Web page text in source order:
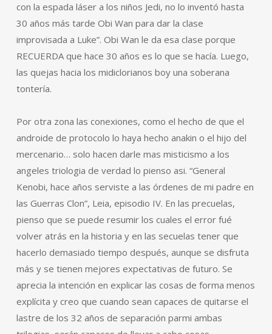
con la espada láser a los niños Jedi, no lo inventó hasta
30 años más tarde Obi Wan para dar la clase
improvisada a Luke”. Obi Wan le da esa clase porque
RECUERDA que hace 30 años es lo que se hacía. Luego,
las quejas hacia los midiclorianos boy una soberana
tontería.
Por otra zona las conexiones, como el hecho de que el
androide de protocolo lo haya hecho anakin o el hijo del
mercenario… solo hacen darle mas misticismo a los
angeles triologia de verdad lo pienso asi. “General
Kenobi, hace años serviste a las órdenes de mi padre en
las Guerras Clon”, Leia, episodio IV. En las precuelas,
pienso que se puede resumir los cuales el error fué
volver atrás en la historia y en las secuelas tener que
hacerlo demasiado tiempo después, aunque se disfruta
más y se tienen mejores expectativas de futuro. Se
aprecia la intención en explicar las cosas de forma menos
explícita y creo que cuando sean capaces de quitarse el
lastre de los 32 años de separación parmi ambas